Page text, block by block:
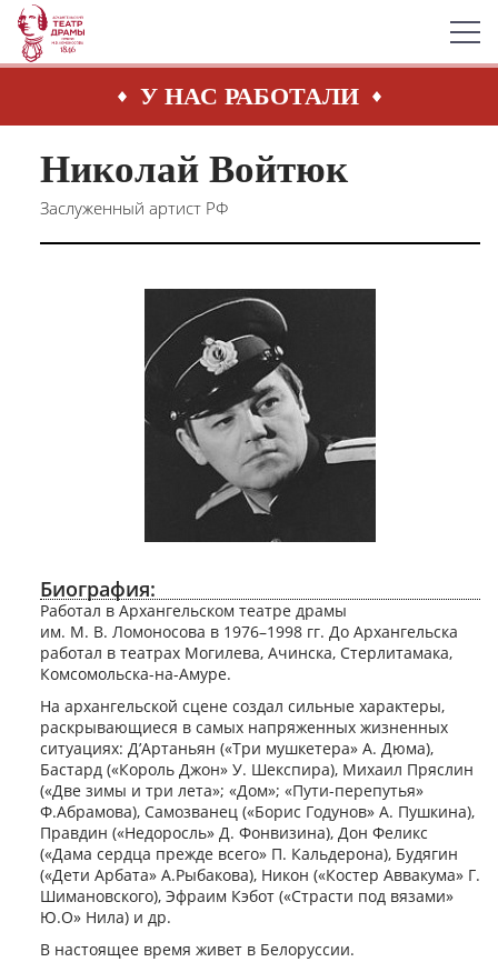
У НАС РАБОТАЛИ
Николай Войтюк
Заслуженный артист РФ
Биография:
Работал в Архангельском театре драмы
им. М. В. Ломоносова в 1976–1998 гг. До Архангельска
работал в театрах Могилева, Ачинска, Стерлитамака,
Комсомольска-на-Амуре.
На архангельской сцене создал сильные характеры,
раскрывающиеся в самых напряженных жизненных
ситуациях: ДʼАртаньян («Три мушкетера» А. Дюма),
Бастард («Король Джон» У. Шекспира), Михаил Пряслин
(«Две зимы и три лета»; «Дом»; «Пути-перепутья»
Ф.Абрамова), Самозванец («Борис Годунов» А. Пушкина),
Правдин («Недоросль» Д. Фонвизина), Дон Феликс
(«Дама сердца прежде всего» П. Кальдерона), Будягин
(«Дети Арбата» А.Рыбакова), Никон («Костер Аввакума» Г.
Шимановского), Эфраим Кэбот («Страсти под вязами»
Ю.О» Нила) и др.
В настоящее время живет в Белоруссии.